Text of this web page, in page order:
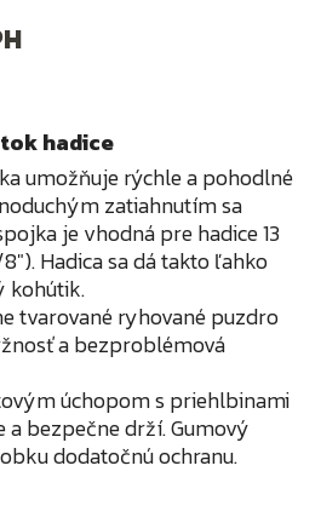
hadice
umožňuje rýchle a pohodlné
zatiahnutím sa
je vhodná pre hadice 13
Hadica sa dá takto ľahko
kohútik.
tvarované ryhované puzdro
a bezproblémová
úchopom s priehlbinami
bezpečne drží. Gumový
dodatočnú ochranu.